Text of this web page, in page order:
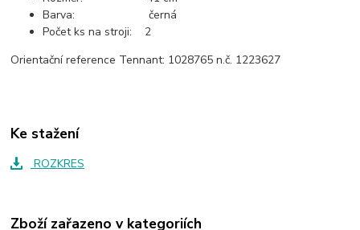
Barva: černá
Počet ks na stroji: 2
Orientační reference Tennant: 1028765 n.č. 1223627
Ke stažení
ROZKRES
Zboží zařazeno v kategoriích